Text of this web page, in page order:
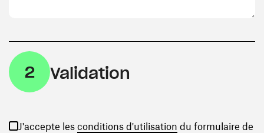
2 Validation
J'accepte les conditions d'utilisation (ouvre une
du formulaire de